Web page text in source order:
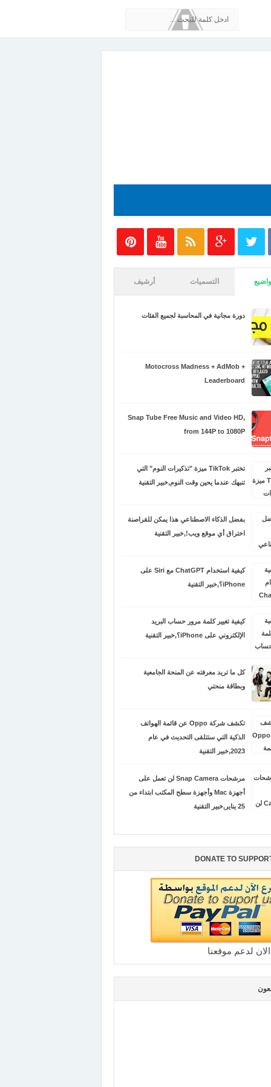
التسميات أرشيف
دورة مجانية في المحاسبة لجميع الفئات
Motocross Madness + AdMob +
Leaderboard
Snap Tube Free Music and Video HD,
from 144P to 1080P
تختبر TikTok ميزة "تذكيرات النوم" التي
تنبهك عندما يحين وقت النوم,خبير التقنية
بفضل الذكاء الاصطناعي هذا يمكن للقراصنة
اختراق أي موقع ويب!,خبير التقنية
كيفية استخدام ChatGPT مع Siri على
iPhone؟,خبير التقنية
كيفية تغيير كلمة مرور حساب البريد
الإلكتروني على iPhone؟,خبير التقنية
كل ما تريد معرفته عن المنحة الجامعية
وبطاقة منحتي
تكشف شركة Oppo عن قائمة الهواتف
الذكية التي ستتلقى التحديث في عام
2023,خبير التقنية
مرشحات Snap Camera لن تعمل على
أجهزة Mac وأجهزة سطح المكتب ابتداء من
25 يناير,خبير التقنية
DONATE TO
لدعم موقعنا